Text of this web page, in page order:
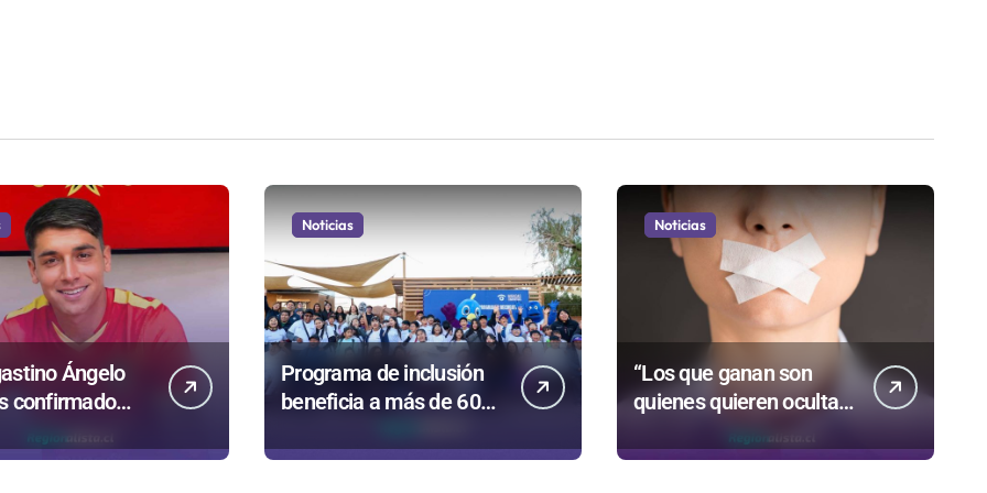
Ángelo
confirmado
estrella
Española
Noticias
Programa de inclusión
beneficia a más de 60
de Atacama
Noticias
“Los que ganan son
quienes quieren ocultar
información”: Colegio de
Periodistas cuestiona la